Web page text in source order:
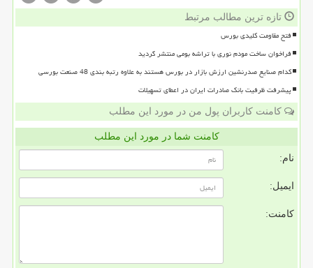
تازه ترین مطالب مرتبط
فتح مقاومت کلیدی بورس
فراخوان ساخت مودم نوری با تراشه بومی منتشر گردید
کدام صنایع صدرنشین ارزش بازار در بورس هستند به علاوه رتبه بندی 48 صنعت بورسی
پیشرفت ظرفیت بانک صادرات ایران در اعطای تسهیلات
کامنت کاربران پول من در مورد این مطلب
کامنت شما در مورد این مطلب
نام:
ایمیل:
کامنت: